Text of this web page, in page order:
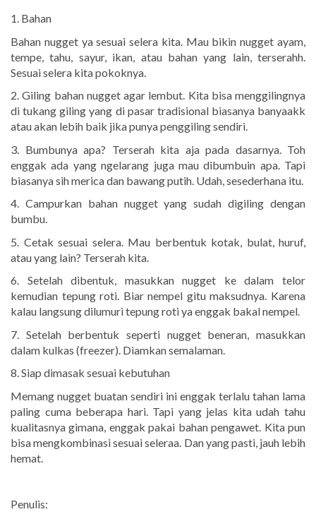
1. Bahan
Bahan nugget ya sesuai selera kita. Mau bikin nugget ayam,
tempe, tahu, sayur, ikan, atau bahan yang lain, terserahh.
Sesuai selera kita pokoknya.
2. Giling bahan nugget agar lembut. Kita bisa menggilingnya
di tukang giling yang di pasar tradisional biasanya banyaakk
atau akan lebih baik jika punya penggiling sendiri.
3. Bumbunya apa? Terserah kita aja pada dasarnya. Toh
enggak ada yang ngelarang juga mau dibumbuin apa. Tapi
biasanya sih merica dan bawang putih. Udah, sesederhana itu.
4. Campurkan bahan nugget yang sudah digiling dengan
bumbu.
5. Cetak sesuai selera. Mau berbentuk kotak, bulat, huruf,
atau yang lain? Terserah kita.
6. Setelah dibentuk, masukkan nugget ke dalam telor
kemudian tepung roti. Biar nempel gitu maksudnya. Karena
kalau langsung dilumuri tepung roti ya enggak bakal nempel.
7. Setelah berbentuk seperti nugget beneran, masukkan
dalam kulkas (freezer). Diamkan semalaman.
8. Siap dimasak sesuai kebutuhan
Memang nugget buatan sendiri ini enggak terlalu tahan lama
paling cuma beberapa hari. Tapi yang jelas kita udah tahu
kualitasnya gimana, enggak pakai bahan pengawet. Kita pun
bisa mengkombinasi sesuai seleraa. Dan yang pasti, jauh lebih
hemat.
Penulis: